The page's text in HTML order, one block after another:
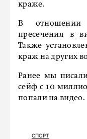
краже.
В
пресечения в
Также
краж на других
Ранее мы
сейф с 10
попали на видео.
СПОРТ